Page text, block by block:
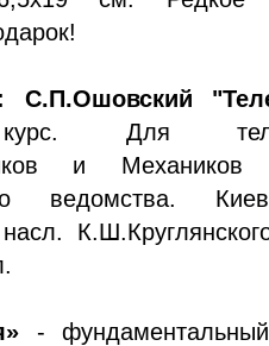
Для
и Механиков
ведомства.
-